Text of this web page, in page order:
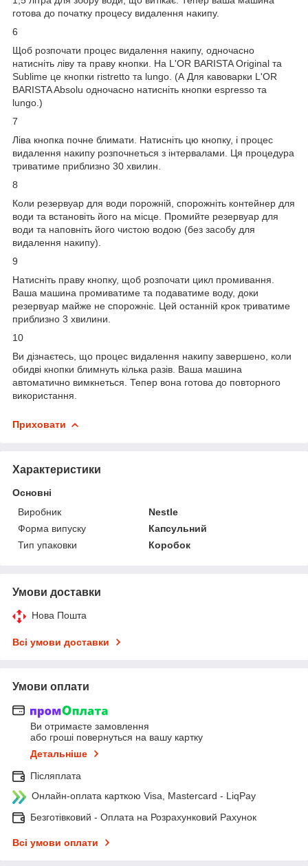
готова до початку процесу видалення накипу.
6
Щоб розпочати процес видалення накипу, одночасно
натисніть ліву та праву кнопки. На L'OR BARISTA Original та
Sublime це кнопки ristretto та lungo. (А Для кавоварки L'OR
BARISTA Absolu одночасно натисніть кнопки espresso та
lungo.)
7
Ліва кнопка почне блимати. Натисніть цю кнопку, і процес
видалення накипу розпочнеться з інтервалами. Ця процедура
триватиме приблизно 30 хвилин.
8
Коли резервуар для води порожній, спорожніть контейнер для
води та встановіть його на місце. Промийте резервуар для
води та наповніть його чистою водою (без засобу для
видалення накипу).
9
Натисніть праву кнопку, щоб розпочати цикл промивання.
Ваша машина промиватиме та подаватиме воду, доки
резервуар майже не спорожніє. Цей останній крок триватиме
приблизно 3 хвилини.
10
Ви дізнаєтесь, що процес видалення накипу завершено, коли
обидві кнопки блимнуть кілька разів. Ваша машина
автоматично вимкнеться. Тепер вона готова до повторного
використання.
Приховати
Характеристики
Основні
Виробник
Nestle
Форма випуску
Капсульний
Тип упаковки
Коробок
Умови доставки
Нова Пошта
Всі умови доставки
Умови оплати
Ви отримаєте замовлення
або гроші повернуться на вашу картку
Детальніше
Післяплата
Онлайн-оплата карткою Visa, Mastercard - LiqPay
Безготівковий - Оплата на Розрахунковий Рахунок
Всі умови оплати